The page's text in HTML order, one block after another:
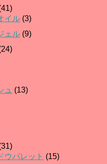
イル (3)
ェル (9)
ュ (13)
ウパレット (15)